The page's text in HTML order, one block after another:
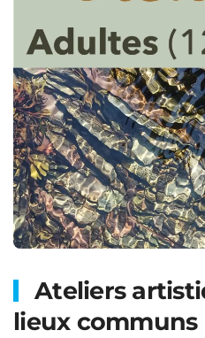
Ateliers
lieux communs